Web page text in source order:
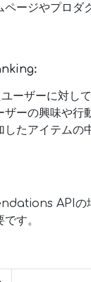
ージやプロダ
:
ーザーに対し
ザーの興味や
したアイテム
APIの
す。